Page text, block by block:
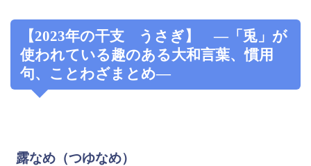
【2023年の干支 うさぎ】 ―「兎」が
使われている趣のある大和言葉、慣用
句、ことわざまとめ―
露なめ（つゆなめ）